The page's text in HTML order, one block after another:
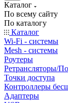
Каталог
По всему сайту
По каталогу
Каталог
Wi-Fi - системы
Mesh - системы
Роутеры
Ретрансляторы/
Точки доступа
Контроллеры
Адаптеры